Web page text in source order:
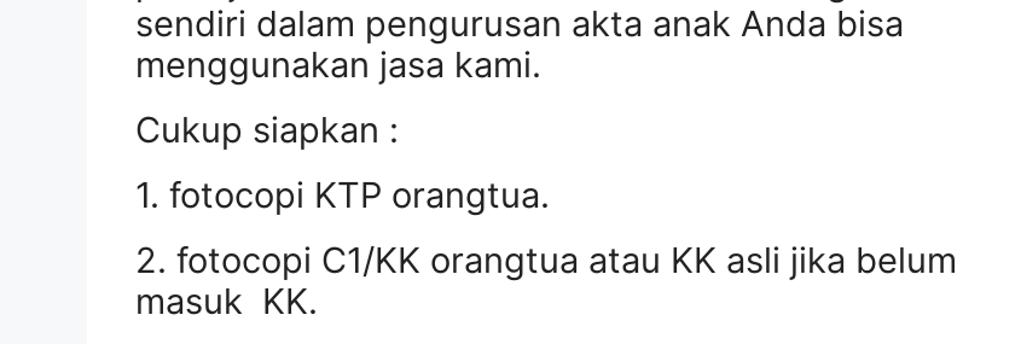
sendiri dalam pengurusan akta anak Anda bisa
menggunakan jasa kami.
Cukup siapkan :
1. fotocopi KTP orangtua.
2. fotocopi C1/KK orangtua atau KK asli jika belum
masuk KK.